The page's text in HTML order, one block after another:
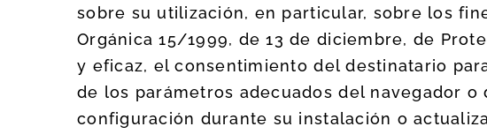
sobre su utilización, en particular, sobre los
Orgánica 15/1999, de 13 de diciembre, de
y eficaz, el consentimiento del destinatario
de los parámetros adecuados del navegador
configuración durante su instalación o